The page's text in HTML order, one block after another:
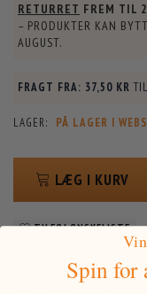
RETURRET FREM TIL
– PRODUKTER KAN
AUGUST.
FRAGT FRA: 37,50 KR
LAGER: PÅ LAGER I
LÆG I KURV
TILFØJ ØNSKELISTE
Mappe / Pung til
Spin for